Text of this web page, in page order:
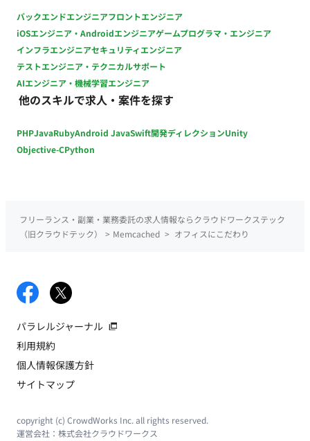
バックエンドエンジニアフロントエンジニア
iOSエンジニア・Androidエンジニアゲームプログラマ・エンジニア
インフラエンジニアセキュリティエンジニア
テストエンジニア・テクニカルサポート
AIエンジニア・機械学習エンジニア
他のスキルで求人・案件を探す
PHPJavaRubyAndroid JavaSwift開発ディレクションUnity
Objective-CPython
フリーランス・副業・業務委託の求人情報ならクラウドワークステック
（旧クラウドテック）
> Memcached > オフィスにこだわり
パラレルジャーナル
利用規約
個人情報保護方針
サイトマップ
copyright (c) CrowdWorks Inc. all rights reserved.
運営会社： 株式会社クラウドワークス